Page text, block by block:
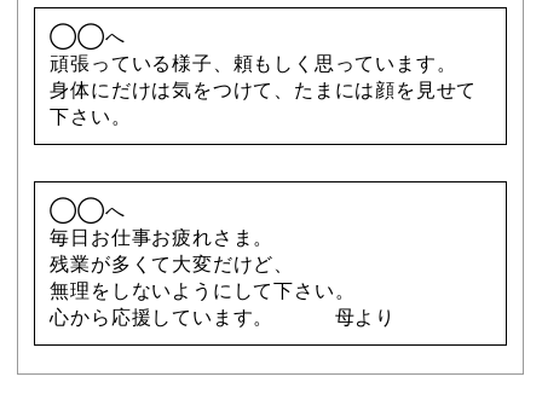
◯◯へ
頑張っている様子、頼もしく思っています。
身体にだけは気をつけて、たまには顔を見せて
下さい。
◯◯へ
毎日お仕事お疲れさま。
残業が多くて大変だけど、
無理をしないようにして下さい。
心から応援しています。 母より